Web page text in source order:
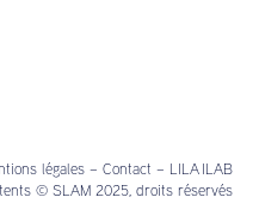
légales– Contact – LILA ILAB
© SLAM 2025, droits réservés